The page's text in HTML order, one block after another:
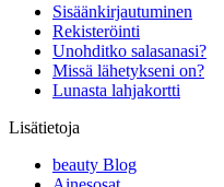
Sisäänkirjautuminen
Rekisteröinti
Unohditko salasanasi?
Missä lähetykseni on?
Lunasta lahjakortti
Lisätietoja
beauty Blog